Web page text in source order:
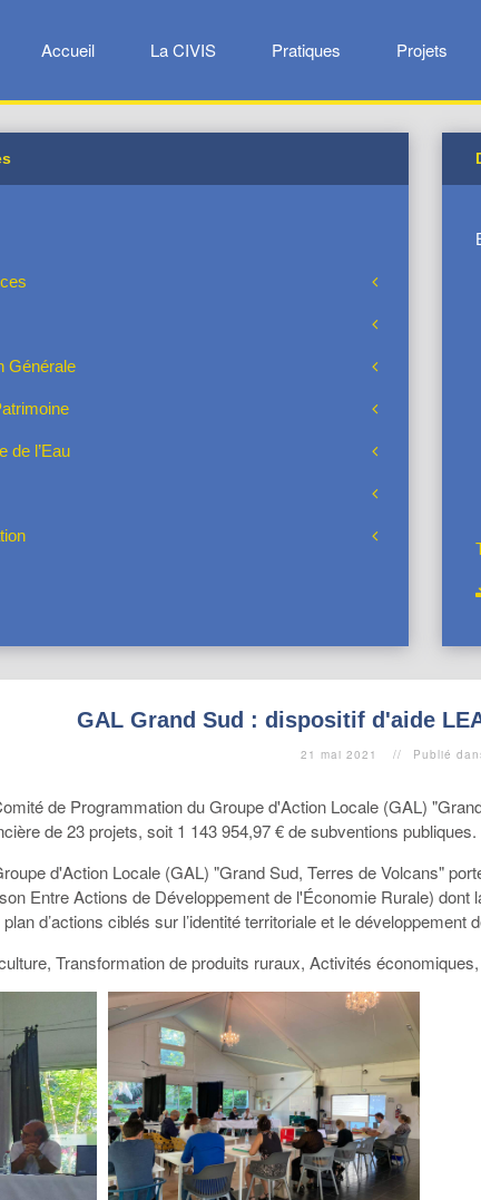
Accueil La CIVIS Pratiques Projets
Générale
de l’Eau
GAL Grand Sud : dispositif d'aide
21 mai 2021 Publié
de Programmation du Groupe d'Action Locale (GAL)
de 23 projets, soit 1 143 954,97 € de subventions publiques.
d'Action Locale (GAL) "Grand Sud, Terres de Volcans"
Entre Actions de Développement de l'Économie Rurale)
plan d’actions ciblés sur l’identité territoriale et le
Transformation de produits ruraux, Activités